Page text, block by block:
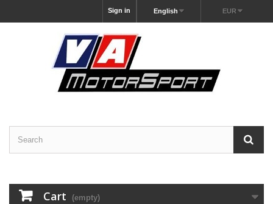
EUR
English
Sign in
Cart (empty)